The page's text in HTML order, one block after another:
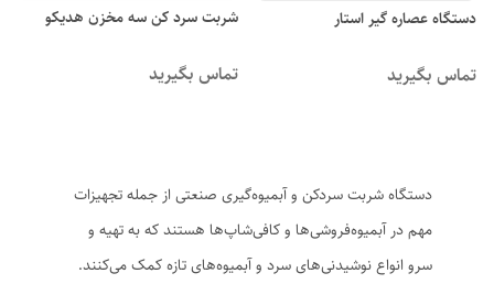
دستگاه عصاره گیر استار
تماس بگیرید
شربت سرد کن سه مخزن هدیکو
تماس بگیرید
دستگاه شربت سردکن و آبمیوه‌گیری صنعتی از جمله تجهیزات
مهم در آبمیوه‌فروشی‌ها و کافی‌شاپ‌ها هستند که به تهیه و
سرو انواع نوشیدنی‌های سرد و آبمیوه‌های تازه کمک می‌کنند.